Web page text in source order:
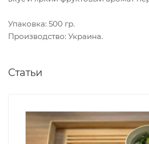
Упаковка: 500 гр.
Производство: Украина.
Статьи